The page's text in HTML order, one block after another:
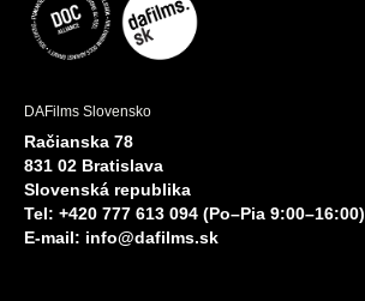
DAFilms Slovensko
Račianska 78
831 02 Bratislava
Slovenská republika
Tel: +420 777 613 094 (Po–Pia 9:00–16:00)
E-mail: info@dafilms.sk